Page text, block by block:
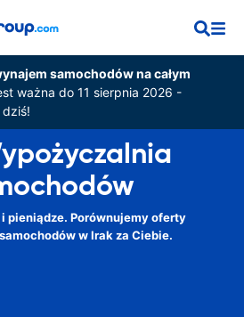
samochodów na całym
ważna do 11 sierpnia 2026 -
pieniądze. Porównujemy oferty
w Irak za Ciebie.